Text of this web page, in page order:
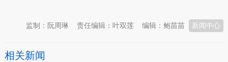
新闻中心
编辑：鲍苗苗
责任编辑：叶双莲
监制：阮周琳
相关新闻